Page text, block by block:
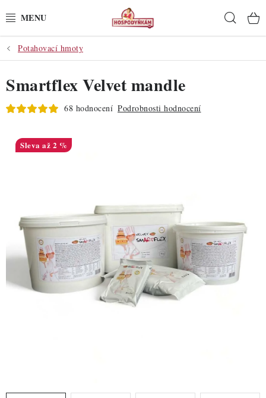
na
POTŘEBY
POMŮCKY
SUROVINY
DEKORACE
POCHUTINY
ZDRAVÉ PEČENÍ
DÁRKOVÉ POUKAZY
NOVÉ ZBOŽÍ
Potahovací hmoty
Smartflex Velvet mandle
68 hodnocení Podrobnosti hodnocení
až 2 %